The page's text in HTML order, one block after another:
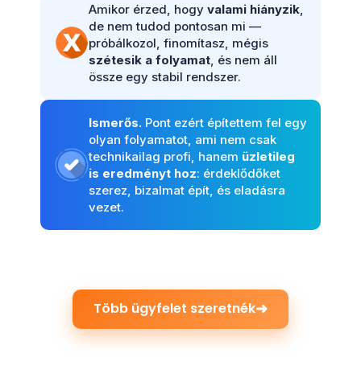
Amikor érzed, hogy valami hiányzik,
de nem tudod pontosan mi —
próbálkozol, finomítasz, mégis
szétesik a folyamat, és nem áll
össze egy stabil rendszer.
Ismerős.Pont ezért építettem fel egy
olyan folyamatot, ami nem csak
technikailag profi, hanem üzletileg
is eredményt hoz: érdeklődőket
szerez, bizalmat épít, és eladásra
vezet.
Több ügyfelet szeretnék➜